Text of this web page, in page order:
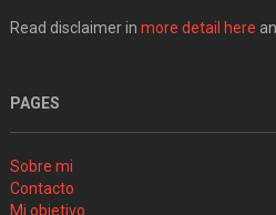
Read disclaimer in more detail here
PAGES
Sobre mi
Contacto
Mi objetivo